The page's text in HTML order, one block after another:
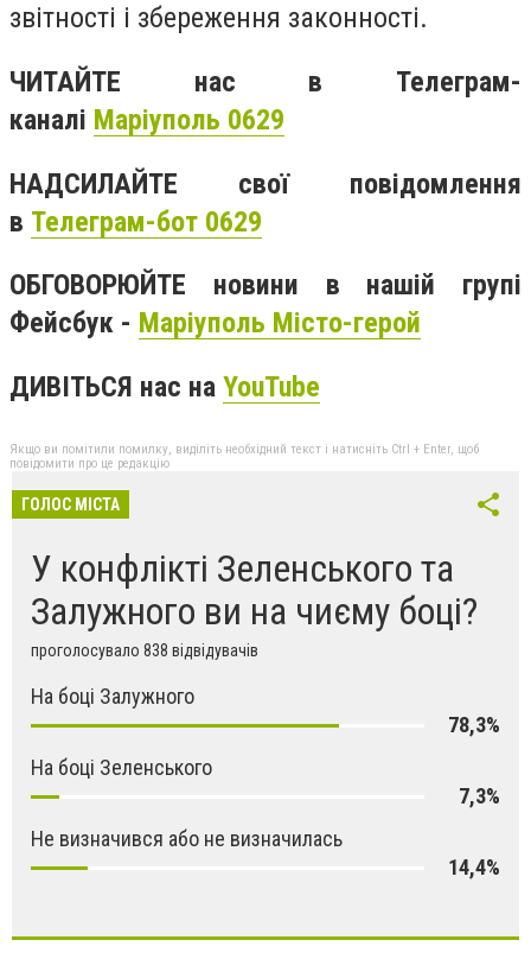
звітності і збереження законності.
ЧИТАЙТЕ нас в Телеграм-
каналі Маріуполь 0629
НАДСИЛАЙТЕ свої повідомлення
в Телеграм-бот 0629
ОБГОВОРЮЙТЕ новини в нашій групі
Фейсбук - Маріуполь Місто-герой
ДИВІТЬСЯ нас на YouTube
Якщо ви помітили помилку, виділіть необхідний текст і натисніть Ctrl + Enter, щоб
повідомити про це редакцію
ГОЛОС МІСТА
У конфлікті Зеленського та
Залужного ви на чиєму боці?
проголосувало 838 відвідувачів
На боці Залужного
78,3%
На боці Зеленського
7,3%
Не визначився або не визначилась
14,4%